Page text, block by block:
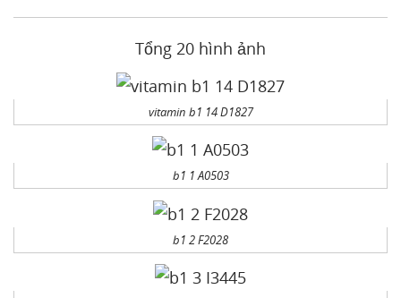
Tổng 20 hình ảnh
vitamin b1 14 D1827
b1 1 A0503
b1 2 F2028